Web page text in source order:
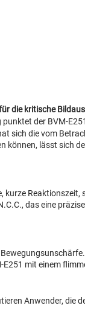
die kritische
der BVM-
sich die vom
können, lässt sich
kurze Reaktionszeit,
das eine
E251 mit einem
Anwender, die